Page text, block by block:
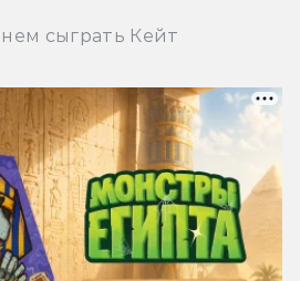
сыграть Кейт